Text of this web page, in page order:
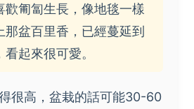
歡匍匐生長，像地毯一樣
那盆百里香，已經蔓延到
起來很可愛。
很高，盆栽的話可能30-60